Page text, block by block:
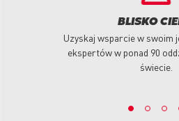
BLISKO
Uzyskaj wsparcie w swoim
ekspertów w ponad 90
świecie.